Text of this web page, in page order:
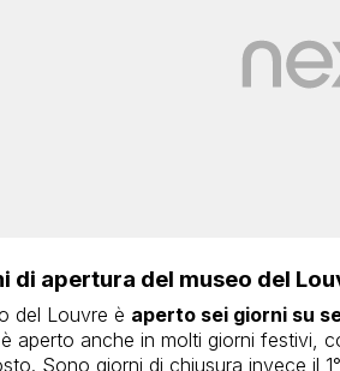
di apertura del museo del
del Louvre è aperto sei giorni su
aperto anche in molti giorni festivi,
Sono giorni di chiusura invece il